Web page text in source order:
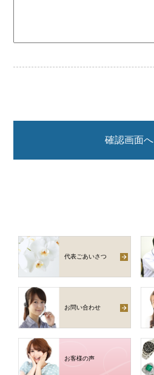
確認画面へ
代表ごあいさつ
お問い合わせ
お客様の声